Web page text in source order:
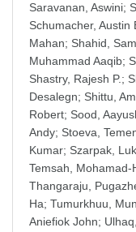
Saravanan, Aswini;
Schumacher, Austin
Mahan; Shahid,
Muhammad Aaqib;
Shastry, Rajesh P.;
Desalegn; Shittu,
Robert; Sood,
Andy; Stoeva,
Kumar; Szarpak,
Temsah, Mohamad-
Thangaraju,
Ha; Tumurkhuu,
Aniefiok John;